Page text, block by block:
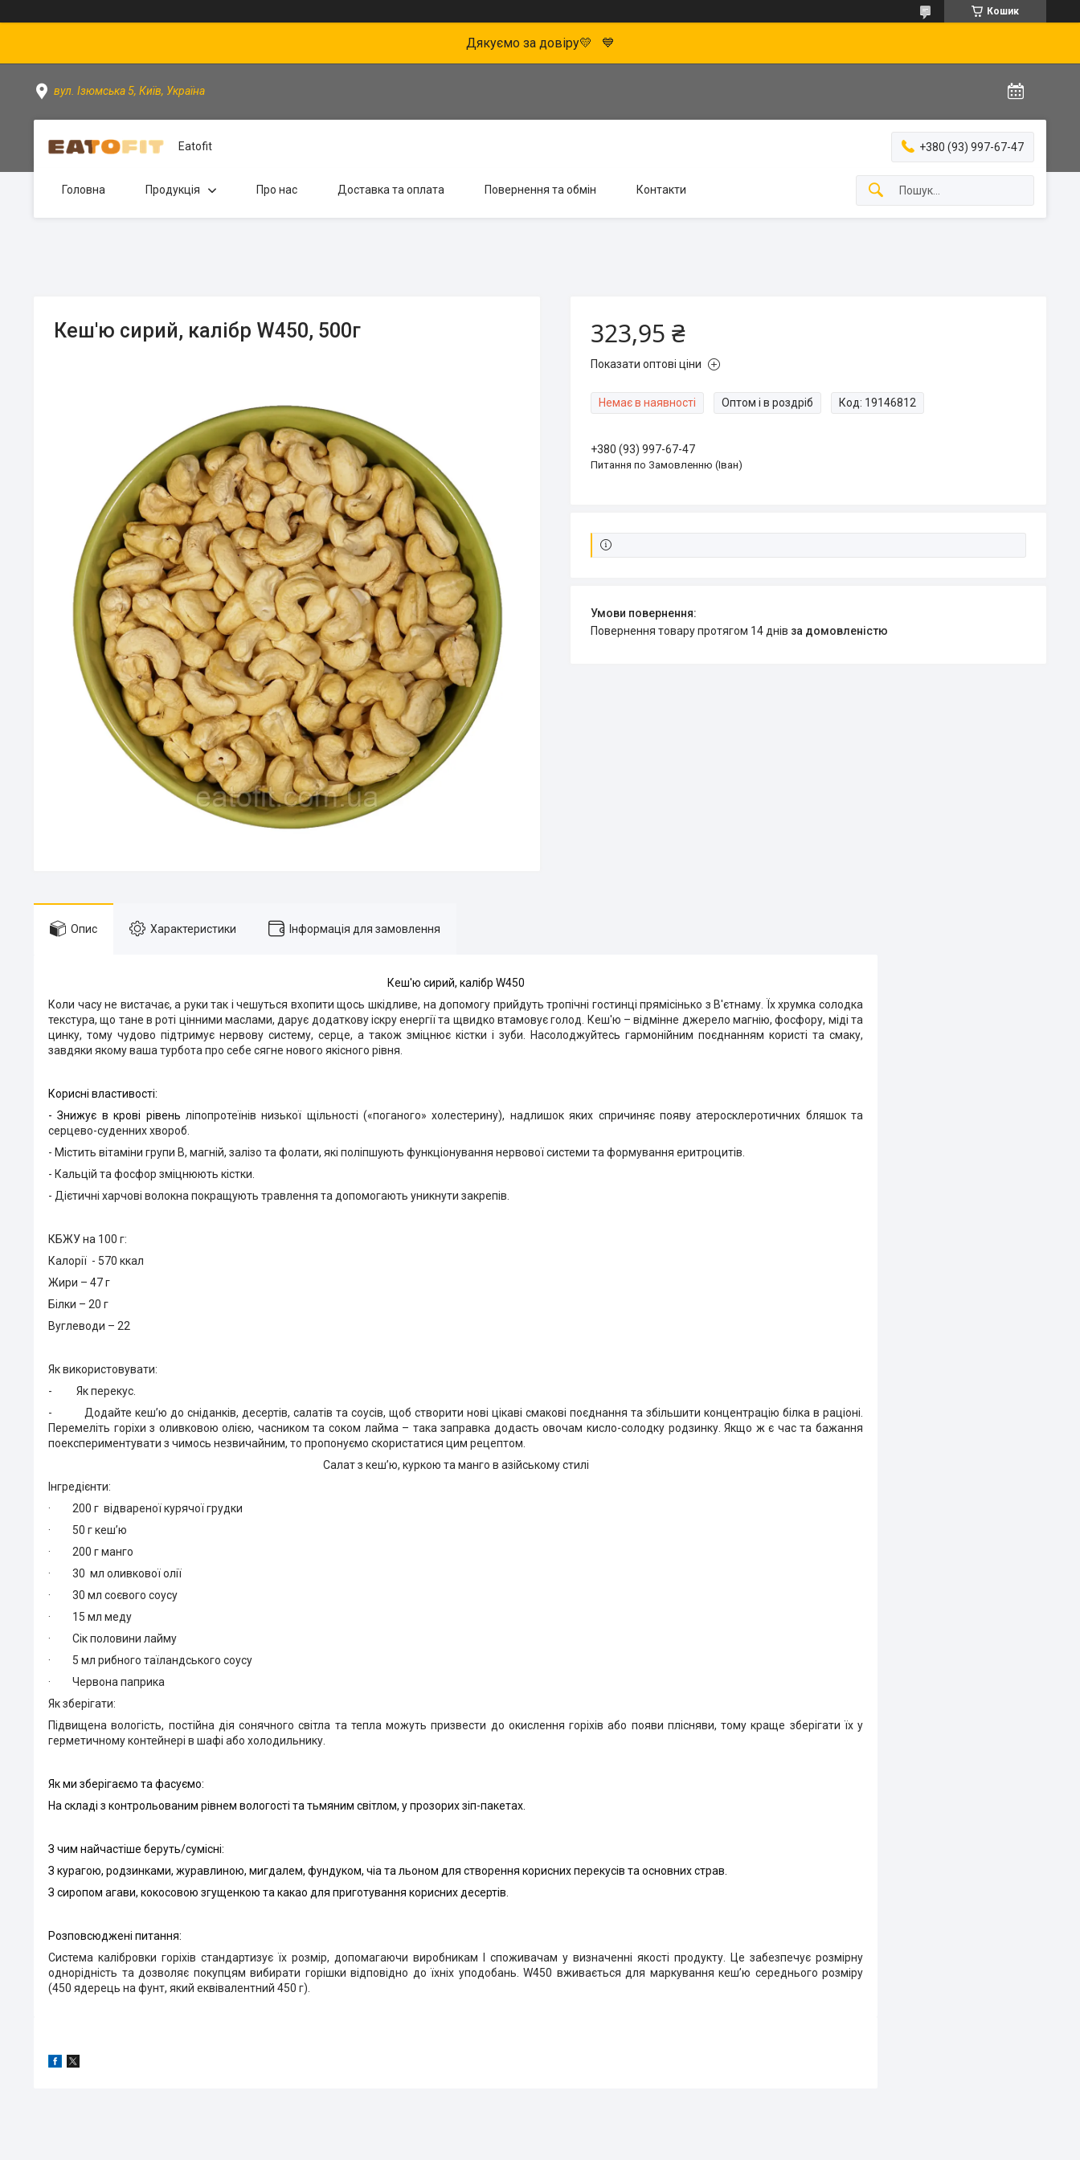
Кошик
Дякуємо за довіру💛 💙
вул. Ізюмська 5, Київ, Україна
Eatofit +380 (93) 997-67-47
Головна Продукція Про нас Доставка та оплата Повернення та обмін Контакти
Кеш'ю сирий, калібр W450, 500г 323,95 ₴
Показати оптові ціни
Немає в наявності Оптом і в роздріб Код: 19146812
+380 (93) 997-67-47
Питання по Замовленню (Іван)
повернення товару протягом 14 днів за домовленістю
Опис Характеристики Інформація для замовлення
Кеш'ю сирий, калібр W450
Коли часу не вистачає, а руки так і чешуться вхопити щось шкідливе, на допомогу прийдуть тропічні гостинці прямісінько з В'єтнаму. Їх хрумка солодка
текстура, що тане в роті цінними маслами, дарує додаткову іскру енергії та щвидко втамовує голод. Кеш'ю – відмінне джерело магнію, фосфору, міді та
цинку, тому чудово підтримує нервову систему, серце, а також зміцнює кістки і зуби. Насолоджуйтесь гармонійним поєднанням користі та смаку,
завдяки якому ваша турбота про себе сягне нового якісного рівня.
Корисні властивості:
- Знижує в крові рівень ліпопротеїнів низької щільності («поганого» холестерину), надлишок яких спричиняє появу атеросклеротичних бляшок та
серцево-суденних хвороб.
- Містить вітаміни групи В, магній, залізо та фолати, які поліпшують функціонування нервової системи та формування еритроцитів.
- Кальцій та фосфор зміцнюють кістки.
- Дієтичні харчові волокна покращують травлення та допомогають уникнути закрепів.
КБЖУ на 100 г:
Калорії - 570 ккал
Жири – 47 г
Білки – 20 г
Вуглеводи – 22
Як використовувати:
-
Як перекус.
-
Додайте кеш’ю до сніданків, десертів, салатів та соусів, щоб створити нові цікаві смакові поєднання та збільшити концентрацію білка в раціоні.
Перемеліть горіхи з оливковою олією, часником та соком лайма – така заправка додасть овочам кисло-солодку родзинку. Якщо ж є час та бажання
поекспериментувати з чимось незвичайним, то пропонуємо скористатися цим рецептом.
Салат з кеш’ю, куркою та манго в азійському стилі
Інгредієнти:
·
200 г відвареної курячої грудки
·
50 г кеш’ю
·
200 г манго
·
30 мл оливкової олії
·
30 мл соєвого соусу
·
15 мл меду
·
Сік половини лайму
·
5 мл рибного таїландського соусу
·
Червона паприка
Як зберігати:
Підвищена вологість, постійна дія сонячного світла та тепла можуть призвести до окислення горіхів або появи плісняви, тому краще зберігати їх у
герметичному контейнері в шафі або холодильнику.
Як ми зберігаємо та фасуємо:
На складі з контрольованим рівнем вологості та тьмяним світлом, у прозорих зіп-пакетах.
З чим найчастіше беруть/cумісні:
З курагою, родзинками, журавлиною, мигдалем, фундуком, чіа та льоном для створення корисних перекусів та основних страв.
З сиропом агави, кокосовою згущенкою та какао для приготування корисних десертів.
Розповсюджені питання:
Система калібровки горіхів стандартизує їх розмір, допомагаючи виробникам І споживачам у визначенні якості продукту. Це забезпечує розмірну
однорідність та дозволяє покупцям вибирати горішки відповідно до їхніх уподобань W450 вживається для маркування кеш’ю середнього розміру
(450 ядерець на фунт, який еквівалентний 450 г).